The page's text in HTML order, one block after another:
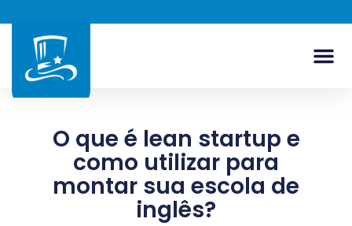
O que é lean startup e
como utilizar para
montar sua escola de
inglês?